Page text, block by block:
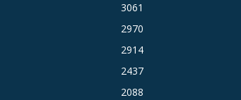
3061
2970
2914
2437
2088